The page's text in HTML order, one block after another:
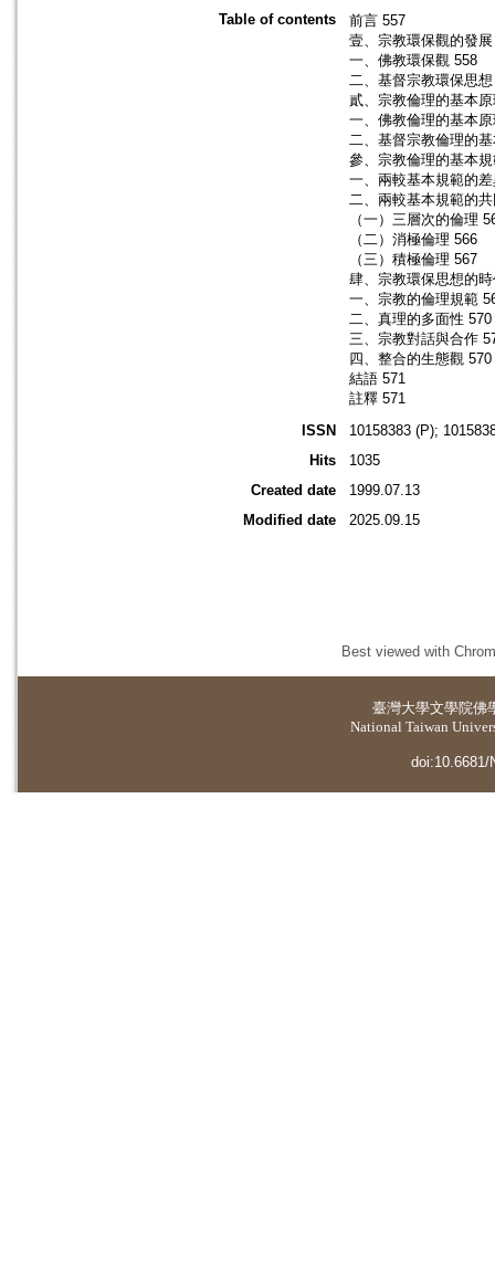
Table of contents
前言 557
壹、宗教環保觀的發
一、佛教環保觀 558
二、基督宗教環保思
貳、宗教倫理的基本
一、佛教倫理的基本
二、基督宗教倫理的
參、宗教倫理的基本
一、兩較基本規範的
二、兩較基本規範的
（一）三層次的倫理
（二）消極倫理 566
（三）積極倫理 567
肆、宗教環保思想的
一、宗教的倫理規範
二、真理的多面性 570
三、宗教對話與合作
四、整合的生態觀 570
結語 571
註釋 571
ISSN
10158383 (P);
Hits
1035
Created date
1999.07.13
Modified date
2025.09.15
Best viewed with
臺灣大學文學院佛
National Taiwan
doi:10.6681/